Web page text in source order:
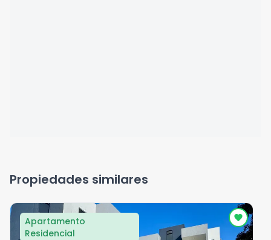
Propiedades similares
Apartamento
Residencial